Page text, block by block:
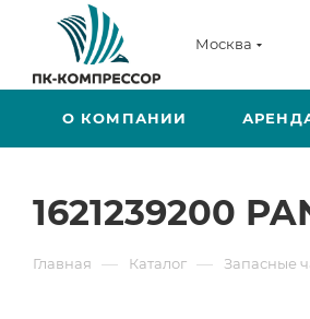
Москва
О КОМПАНИИ
1621239200
Главная — Каталог — Запасные